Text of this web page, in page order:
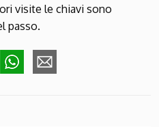
visite le chiavi sono
passo.